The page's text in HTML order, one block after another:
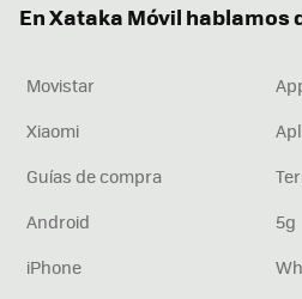
En Xataka Móvil hablamos
Movistar
Xiaomi
Guías de compra
Android
5g
iPhone